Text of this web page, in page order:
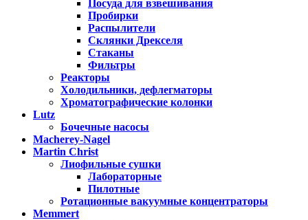
Посуда для взвешивания
Пробирки
Распылители
Склянки Дрекселя
Стаканы
Фильтры
Реакторы
Холодильники, дефлегматоры
Хроматографические колонки
Lutz
Бочечные насосы
Macherey-Nagel
Martin Christ
Лиофильные сушки
Лабораторные
Пилотные
Ротационные вакуумные концентраторы
Memmert